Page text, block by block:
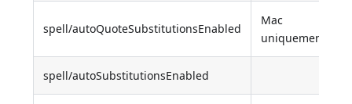
spell/autoQuoteSubstitutionsEnabled
Mac
uniquement
spell/autoSubstitutionsEnabled